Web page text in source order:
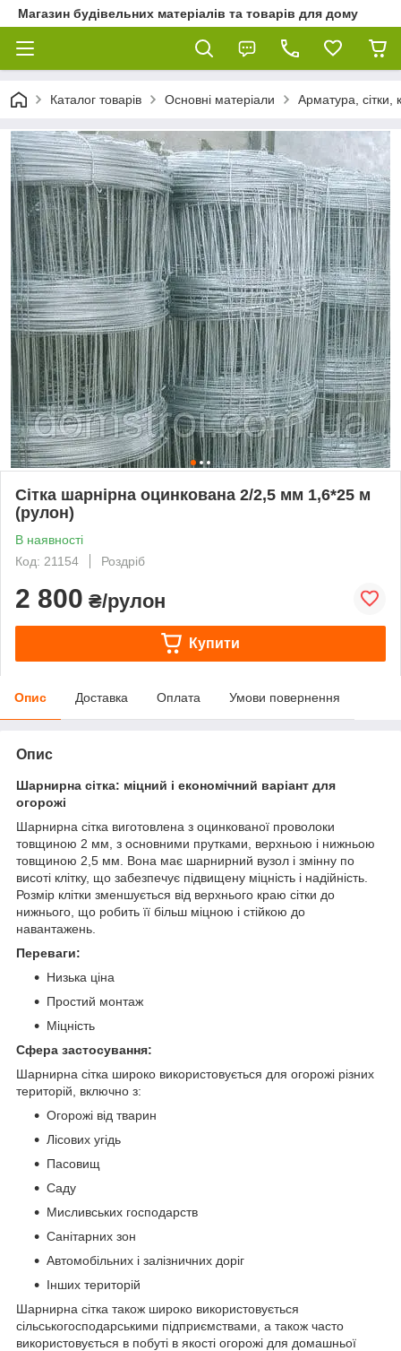
Магазин будівельних матеріалів та товарів для дому
Каталог товарів Основні матеріали Арматура, сітки,
Сітка шарнірна оцинкована 2/2,5 мм 1,6*25 м
(рулон)
В наявності
Код: 21154
Роздріб
2 800 ₴/рулон
Купити
Опис Доставка Оплата Умови повернення
Опис
Шарнирна сітка: міцний і економічний варіант для
огорожі
Шарнирна сітка виготовлена з оцинкованої проволоки
товщиною 2 мм, з основними прутками, верхньою і нижньою
товщиною 2,5 мм. Вона має шарнирний вузол і змінну по
висоті клітку, що забезпечує підвищену міцність і надійність.
Розмір клітки зменшується від верхнього краю сітки до
нижнього, що робить її більш міцною і стійкою до
навантажень.
Переваги:
Низька ціна
Простий монтаж
Міцність
Сфера застосування:
Шарнирна сітка широко використовується для огорожі різних
територій, включно з:
Огорожі від тварин
Лісових угідь
Пасовищ
Саду
Мисливських господарств
Санітарних зон
Автомобільних і залізничних доріг
Інших територій
Шарнирна сітка також широко використовується
сільськогосподарськими підприємствами, а також часто
використовується в побуті в якості огорожі для домашньої